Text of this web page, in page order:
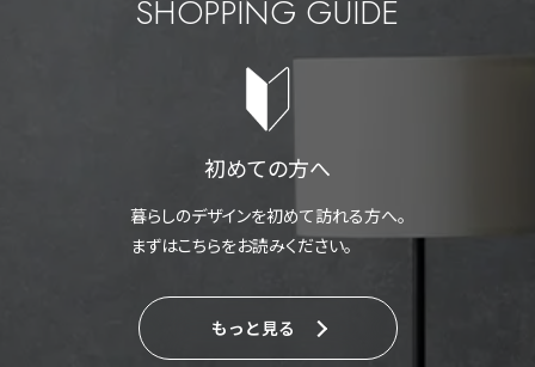
SHOPPING GUIDE
初めての方へ
暮らしのデザインを初めて訪れる方へ。
まずはこちらをお読みください。
もっと見る